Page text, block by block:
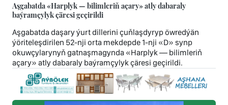
Aşgabatda «Harplyk — bilimleriň açary» atly dabaraly
baýramçylyk çäresi geçirildi
Aşgabatda daşary ýurt dillerini çuňlaşdyryp öwredýän
ýöriteleşdirilen 52-nji orta mekdepde 1-nji «D» synp
okuwçylarynyň gatnaşmagynda «Harplyk — bilimleriň
açary» atly dabaraly baýramçylyk çäresi geçirildi.